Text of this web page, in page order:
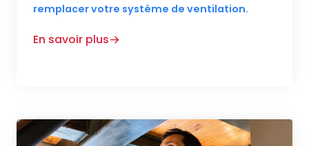
remplacer votre système de ventilation.
En savoir plus